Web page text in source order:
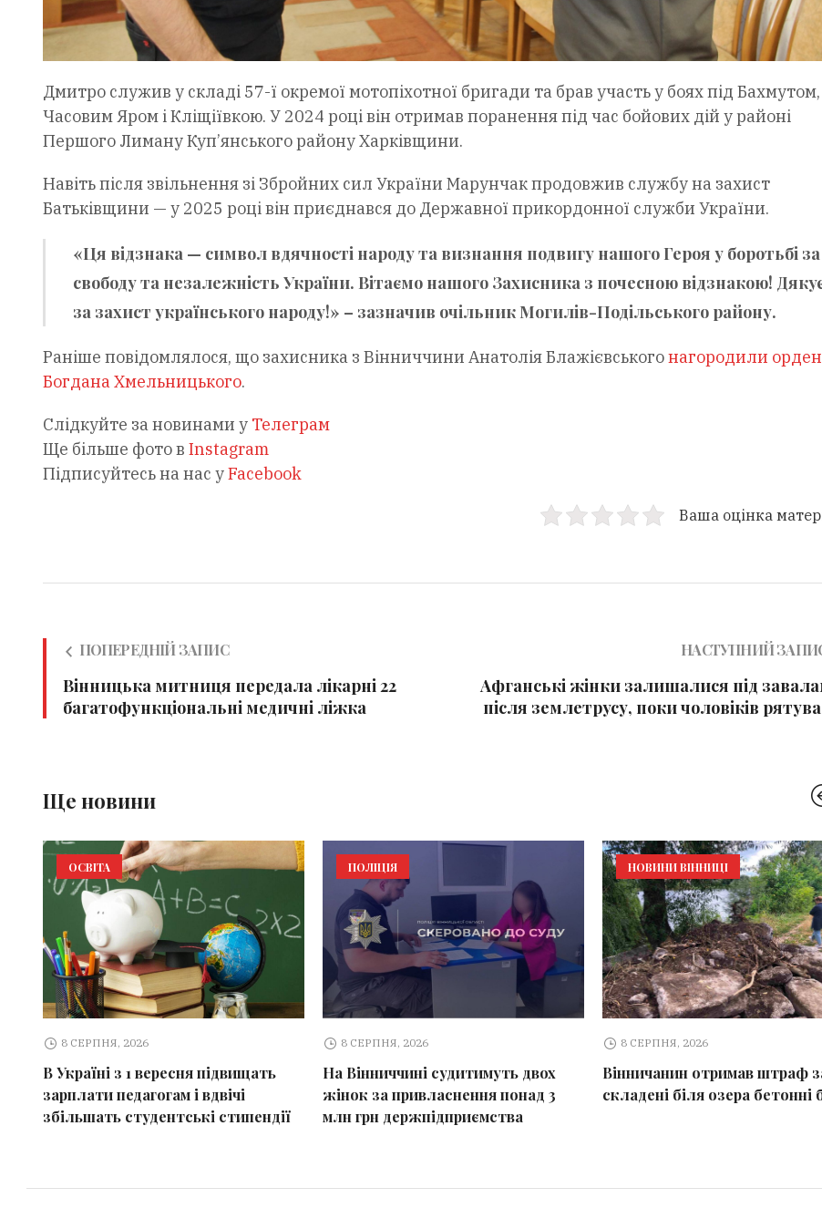
Дмитро служив у складі 57-ї окремої мотопіхотної бригади та брав участь у боях під Бахмутом,
Часовим Яром і Кліщіївкою. У 2024 році він отримав поранення під час бойових дій у районі
Першого Лиману Куп’янського району Харківщини.
Навіть після звільнення зі Збройних сил України Марунчак продовжив службу на захист
Батьківщини — у 2025 році він приєднався до Державної прикордонної служби України.
«Ця відзнака — символ вдячності народу та визнання подвигу нашого Героя у боротьбі за
свободу та незалежність України. Вітаємо нашого Захисника з почесною відзнакою!
за захист українського народу!» – зазначив очільник Могилів-Подільського району.
Раніше повідомлялося, що захисника з Вінниччини Анатолія Блажієвськогонагородили
Богдана Хмельницького.
Слідкуйте за новинами у Телеграм
Ще більше фото в Instagram
Підписуйтесь на нас уFacebook
Ваша оцінка
ПОПЕРЕДНІЙ ЗАПИС
Вінницька митниця передала лікарні 22
багатофункціональні медичні ліжка
НАСТУПНИЙ
Афганські жінки залишалися під
після землетрусу, поки чоловіків
Ще новини
ОСВІТА
8 СЕРПНЯ, 2026
В Україні з 1 вересня підвищать
зарплати педагогам і вдвічі
збільшать студентські стипендії
ПОЛІЦІЯ
8 СЕРПНЯ, 2026
На Вінниччині судитимуть двох
жінок за привласнення понад 3
млн грн держпідприємства
НОВИНИ ВІННИЦІ
8 СЕРПНЯ, 2026
Вінничанин отримав штраф
складені біля озера бетонні